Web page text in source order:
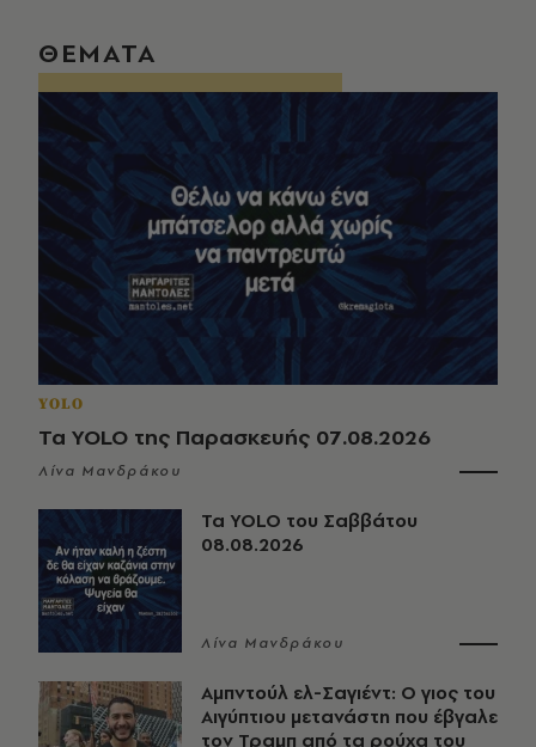
ΘΕΜΑΤΑ
YOLO
Τα YOLO της Παρασκευής 07.08.2026
Λίνα Μανδράκου
Τα YOLO του Σαββάτου
08.08.2026
Λίνα Μανδράκου
Αμπντούλ ελ-Σαγιέντ: Ο γιος του
Αιγύπτιου μετανάστη που έβγαλε
τον Τραμπ από τα ρούχα του